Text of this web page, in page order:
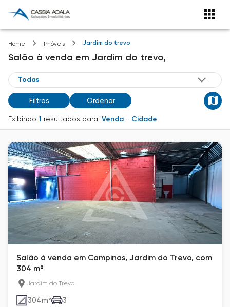
Home Imóveis Jardim do trevo
Salão à venda em Jardim do trevo,
Filtros Ordenar
Exibindo 1 resultados para: Venda - Cidade
Salão à venda em Campinas, Jardim do Trevo, com
304 m²
Jardim do Trevo
304m² 3